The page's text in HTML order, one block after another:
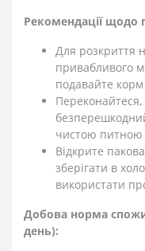
Рекомендації щодо
Для розкриття
привабливого
подавайте
чистою
Відкрите
зберігати в
використати
Добова норма
день):